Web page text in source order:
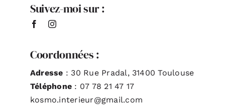
Suivez-moi sur :
Coordonnées :
Adresse : 30 Rue Pradal, 31400 Toulouse
Téléphone : 07 78 21 47 17
kosmo.interieur@gmail.com
ACTUALITÉS
S’ABONNER
CONTACT